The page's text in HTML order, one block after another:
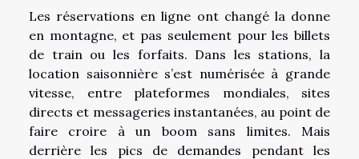
Les réservations en ligne ont changé la donne
en montagne, et pas seulement pour les billets
de train ou les forfaits. Dans les stations, la
location saisonnière s’est numérisée à grande
vitesse, entre plateformes mondiales, sites
directs et messageries instantanées, au point de
faire croire à un boom sans limites. Mais
derrière les pics de demandes pendant les